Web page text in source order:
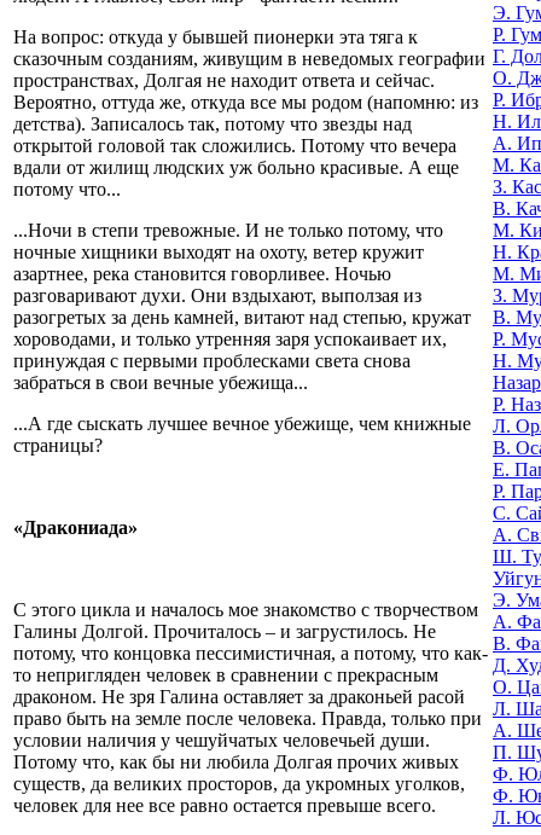
На вопрос: откуда у бывшей пионерки эта тяга к
сказочным созданиям, живущим в неведомых географии
пространствах, Долгая не находит ответа и сейчас.
Вероятно, оттуда же, откуда все мы родом (напомню: из
детства). Записалось так, потому что звезды над
открытой головой так сложились. Потому что вечера
вдали от жилищ людских уж больно красивые. А еще
потому что...
...Ночи в степи тревожные. И не только потому, что
ночные хищники выходят на охоту, ветер кружит
азартнее, река становится говорливее. Ночью
разговаривают духи. Они вздыхают, выползая из
разогретых за день камней, витают над степью, кружат
хороводами, и только утренняя заря успокаивает их,
принуждая с первыми проблесками света снова
забраться в свои вечные убежища...
...А где сыскать лучшее вечное убежище, чем книжные
страницы?
«Дракониада»
С этого цикла и началось мое знакомство с творчеством
Галины Долгой. Прочиталось – и загрустилось. Не
потому, что концовка пессимистичная, а потому, что как-
то непригляден человек в сравнении с прекрасным
драконом. Не зря Галина оставляет за драконьей расой
право быть на земле после человека. Правда, только при
условии наличия у чешуйчатых человечьей души.
Потому что, как бы ни любила Долгая прочих живых
существ, да великих просторов, да укромных уголков,
человек для нее все равно остается превыше всего.
Э.
Р.
Г.
О.
Р.
Н.
А.
М.
З.
В.
М.
Н.
М.
З.
В.
Р.
Н.
Р.
Л.
В.
Е.
Р.
С.
А.
Ш.
Э.
А.
В.
Д.
О.
Л.
А.
П.
Ф.
Ф.
Л.